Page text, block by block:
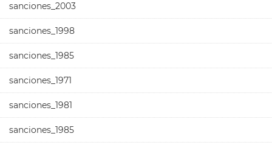
sanciones_2003
sanciones_1998
sanciones_1985
sanciones_1971
sanciones_1981
sanciones_1985